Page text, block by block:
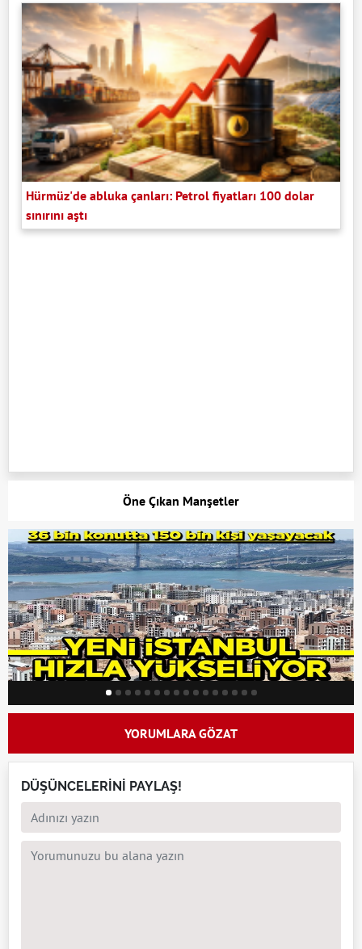
Hürmüz'de abluka çanları: Petrol fiyatları 100 dolar
sınırını aştı
Öne Çıkan Manşetler
YORUMLARA GÖZAT
DÜŞÜNCELERİNİ PAYLAŞ!